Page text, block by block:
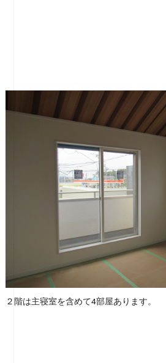
２階は主寝室を含めて4部屋あります。